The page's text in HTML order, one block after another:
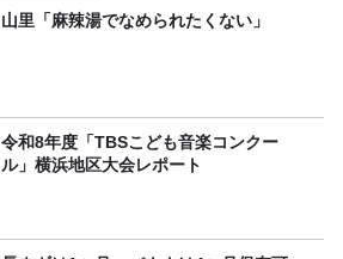
山里「麻辣湯でなめられたくない」
令和8年度「TBSこども音楽コンクー
ル」横浜地区大会レポート